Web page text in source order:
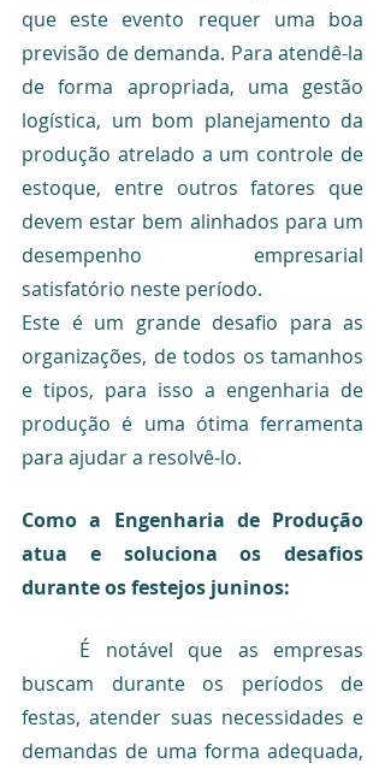
que este evento requer uma boa
previsão de demanda. Para atendê-la
de forma apropriada, uma gestão
logística, um bom planejamento da
produção atrelado a um controle de
estoque, entre outros fatores que
devem estar bem alinhados para um
desempenho empresarial
satisfatório neste período.
Este é um grande desafio para as
organizações, de todos os tamanhos
e tipos, para isso a engenharia de
produção é uma ótima ferramenta
para ajudar a resolvê-lo.
Como a Engenharia de Produção
atua e soluciona os desafios
durante os festejos juninos:
buscam durante os períodos de
festas, atender suas necessidades e
demandas de uma forma adequada,